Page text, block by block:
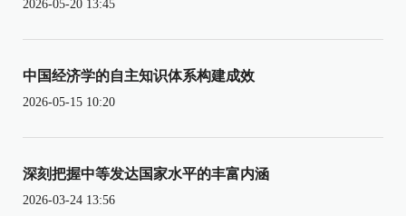
2026-05-20 13:45
中国经济学的自主知识体系构建成效
2026-05-15 10:20
深刻把握中等发达国家水平的丰富内涵
2026-03-24 13:56